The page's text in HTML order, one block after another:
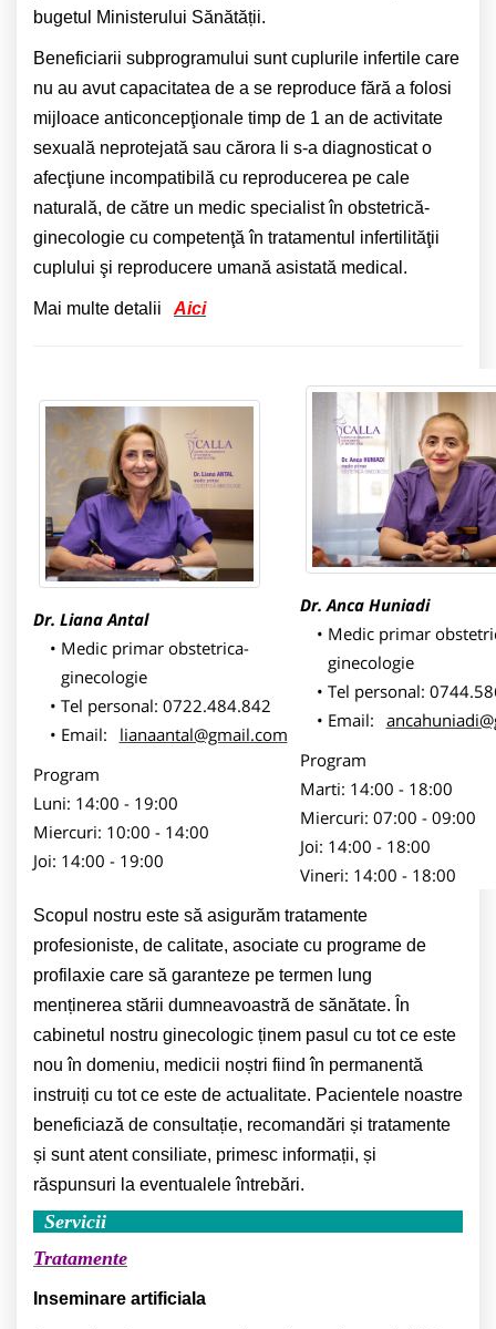
bugetul Ministerului Sănătății.
Beneficiarii subprogramului sunt cuplurile infertile care
nu au avut capacitatea de a se reproduce fără a folosi
mijloace anticoncepţionale timp de 1 an de activitate
sexuală neprotejată sau cărora li s-a diagnosticat o
afecţiune incompatibilă cu reproducerea pe cale
naturală, de către un medic specialist în obstetrică-
ginecologie cu competenţă în tratamentul infertilităţii
cuplului şi reproducere umană asistată medical.
Mai multe detalii Aici
Dr. Liana Antal
Medic primar obstetrica-
ginecologie
Tel personal: 0722.484.842
Email:
lianaantal@gmail.com
Program
Luni: 14:00 - 19:00
Miercuri: 10:00 - 14:00
Joi: 14:00 - 19:00
Dr.Anca Huniadi
Medic primar
ginecologie
Tel personal:
Email:
Program
Marti: 14:00 - 18:00
Miercuri: 07:00 - 09:00
Joi: 14:00 - 18:00
Vineri: 14:00 - 18:00
Scopul nostru este să asigurăm tratamente
profesioniste, de calitate, asociate cu programe de
profilaxie care să garanteze pe termen lung
menținerea stării dumneavoastră de sănătate. În
cabinetul nostru ginecologic ținem pasul cu tot ce este
nou în domeniu, medicii noștri fiind în permanentă
instruiți cu tot ce este de actualitate. Pacientele noastre
beneficiază de consultație, recomandări și tratamente
și sunt atent consiliate, primesc informații, și
răspunsuri la eventualele întrebări.
Servicii
Tratamente
Inseminare artificiala